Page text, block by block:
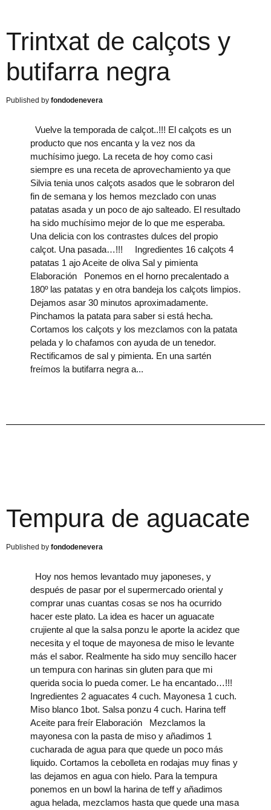
Trintxat de calçots y
butifarra negra
fondodenevera
Vuelve la temporada de calçot..!!! El calçots es un
producto que nos encanta y la vez nos da
muchísimo juego. La receta de hoy como casi
siempre es una receta de aprovechamiento ya que
Silvia tenia unos calçots asados que le sobraron del
fin de semana y los hemos mezclado con unas
patatas asada y un poco de ajo salteado. El resultado
ha sido muchísimo mejor de lo que me esperaba.
Una delicia con los contrastes dulces del propio
calçot. Una pasada…!!! Ingredientes 16 calçots 4
patatas 1 ajo Aceite de oliva Sal y pimienta
Elaboración Ponemos en el horno precalentado a
180º las patatas y en otra bandeja los calçots limpios.
Dejamos asar 30 minutos aproximadamente.
Pinchamos la patata para saber si está hecha.
Cortamos los calçots y los mezclamos con la patata
pelada y lo chafamos con ayuda de un tenedor.
Rectificamos de sal y pimienta. En una sartén
freímos la butifarra negra a
Tempura de aguacate
fondodenevera
Hoy nos hemos levantado muy japoneses, y
después de pasar por el supermercado oriental y
comprar unas cuantas cosas se nos ha ocurrido
hacer este plato. La idea es hacer un aguacate
crujiente al que la salsa ponzu le aporte la acidez que
necesita y el toque de mayonesa de miso le levante
más el sabor. Realmente ha sido muy sencillo hacer
un tempura con harinas sin gluten para que mi
querida socia lo pueda comer. Le ha encantado…!!!
Ingredientes 2 aguacates 4 cuch. Mayonesa 1 cuch.
Miso blanco 1bot. Salsa ponzu 4 cuch. Harina teff
Aceite para freír Elaboración Mezclamos la
mayonesa con la pasta de miso y añadimos 1
cucharada de agua para que quede un poco más
liquido. Cortamos la cebolleta en rodajas muy finas y
las dejamos en agua con hielo. Para la tempura
ponemos en un bowl la harina de teff y añadimos
agua helada, mezclamos hasta que quede una masa